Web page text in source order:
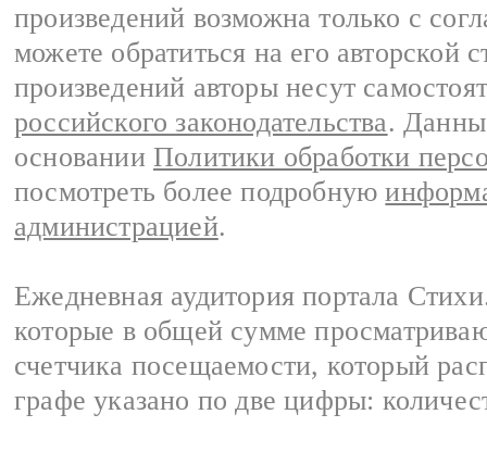
произведений возможна только с
можете обратиться на его авторской
произведений авторы несут
российского законодательства.
основании Политики обработки
посмотреть более подробную
администрацией.
Ежедневная аудитория портала
которые в общей сумме
счетчика посещаемости, который
графе указано по две цифры: